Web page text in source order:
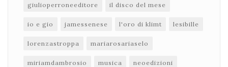
giulioperroneeditore il disco del mese
io e gio jamessenese l'oro di klimt lesibille
lorenzastroppa mariarosariaselo
miriamdambrosio musica neoedizioni